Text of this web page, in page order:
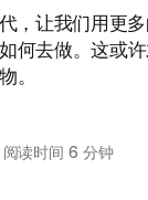
，让我们用更
何去做。这或
。
读时间 6 分钟